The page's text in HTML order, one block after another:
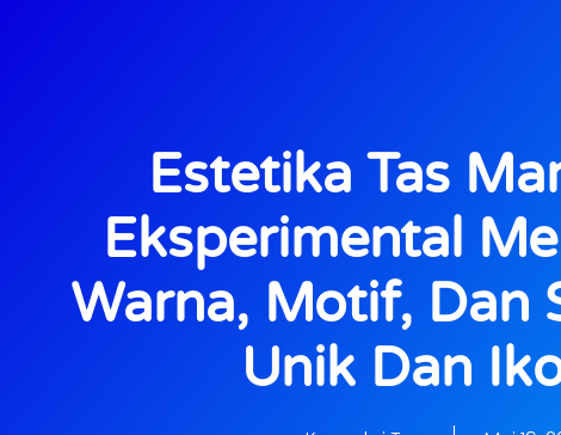
Estetika Tas
Eksperimental
Warna, Motif, Dan
Unik Dan